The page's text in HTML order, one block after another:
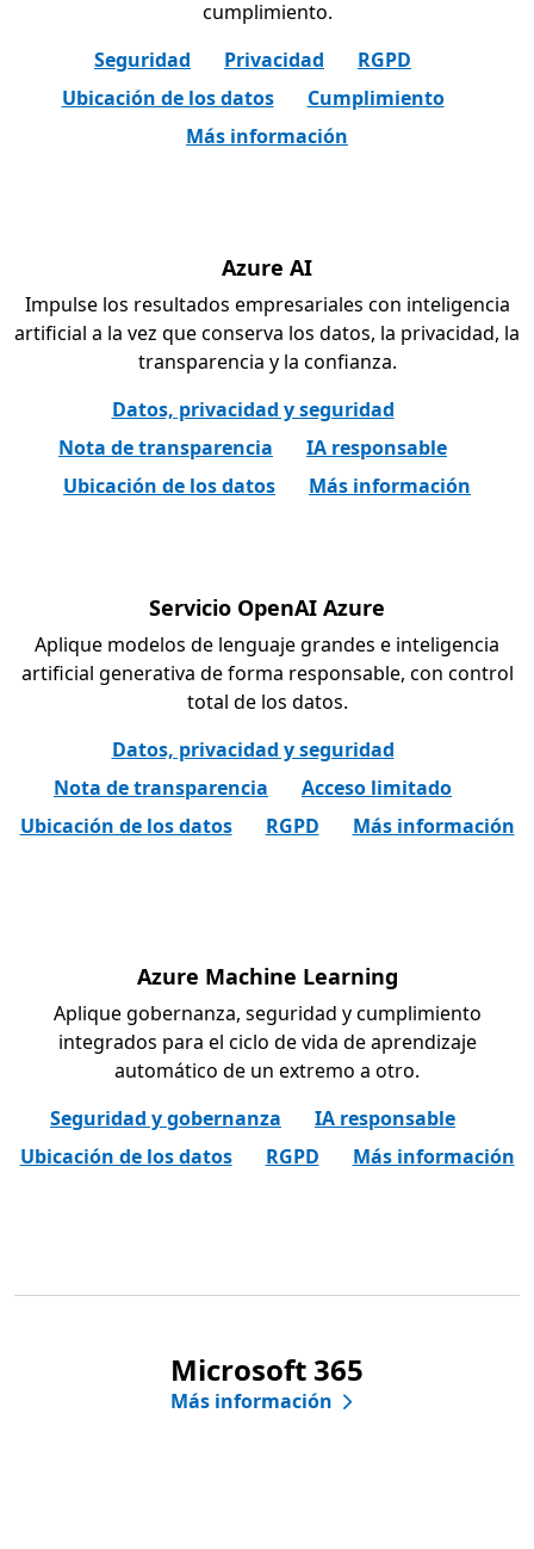
cumplimiento.
Seguridad
Privacidad
RGPD
Ubicación de los datos
Cumplimiento
Más información
Azure AI
Impulse los resultados empresariales con inteligencia
artificial a la vez que conserva los datos, la privacidad, la
transparencia y la confianza.
Datos, privacidad y seguridad
Nota de transparencia
IA responsable
Ubicación de los datos
Más información
Servicio OpenAI Azure
Aplique modelos de lenguaje grandes e inteligencia
artificial generativa de forma responsable, con control
total de los datos.
Datos, privacidad y seguridad
Nota de transparencia
Acceso limitado
Ubicación de los datos
RGPD Más información
Azure Machine Learning
Aplique gobernanza, seguridad y cumplimiento
integrados para el ciclo de vida de aprendizaje
automático de un extremo a otro.
Seguridad y gobernanza
IA responsable
Ubicación de los datos
RGPD Más información
Microsoft 365
Más información